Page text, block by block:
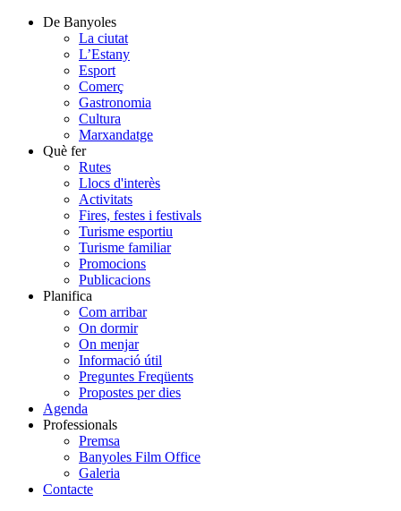
De Banyoles
La ciutat
L’Estany
Esport
Comerç
Gastronomia
Cultura
Marxandatge
Què fer
Rutes
Llocs d'interès
Activitats
Fires, festes i festivals
Turisme esportiu
Turisme familiar
Promocions
Publicacions
Planifica
Com arribar
On dormir
On menjar
Informació útil
Preguntes Freqüents
Propostes per dies
Agenda
Professionals
Premsa
Banyoles Film Office
Galeria
Contacte